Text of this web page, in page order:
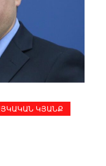
ԿՅԱՆՔ